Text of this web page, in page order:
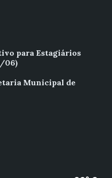
para Estagiários
06)
Municipal de